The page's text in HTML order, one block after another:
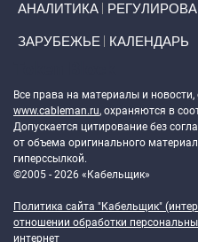
АНАЛИТИКА
ЗАРУБЕЖЬЕ КАЛЕНДАРЬ
Все права на материалы и
www.cableman.ru, охраняются в
Допускается цитирование без
от объема оригинального
гиперссылкой.
©2005 - 2026 «Кабельщик»
Политика сайта "Кабельщик"
отношении обработки
интернет